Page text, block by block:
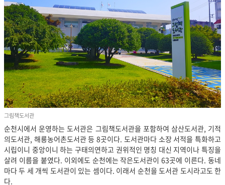
그림책도서관
순천시에서 운영하는 도서관은 그림책도서관을 포함하여 삼산도서관, 기적
의도서관, 해룡농어촌도서관 등 8곳이다. 도서관마다 소장 서적을 특화하고
시립이니 중앙이니 하는 구태의연하고 권위적인 명칭 대신 지역이나 특징을
살려 이름을 붙였다. 이외에도 순천에는 작은도서관이 63곳에 이른다. 동네
마다 두 세 개씩 도서관이 있는 셈이다. 이래서 순천을 도서관 도시라고도 한
다.